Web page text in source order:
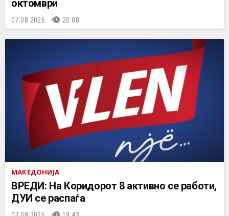
октомври
07.08.2026. 20:08
МАКЕДОНИЈА
ВРЕДИ: На Коридорот 8 активно се работи,
ДУИ се распаѓа